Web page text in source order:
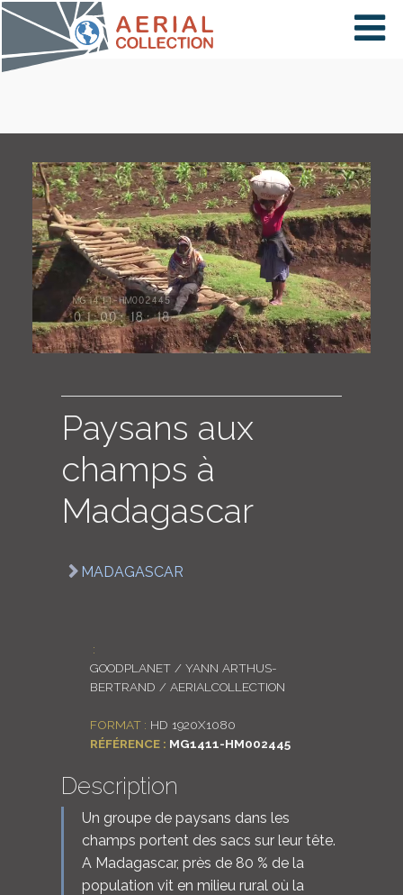
×
PAYS
CARTE
COLLECTIONS
Paysans aux
champs à
Madagascar
MADAGASCAR
:
GOODPLANET / YANN ARTHUS-
BERTRAND / AERIALCOLLECTION
FORMAT : HD 1920X1080
RÉFÉRENCE : MG1411-HM002445
Description
Un groupe de paysans dans les
champs portent des sacs sur leur tête.
A Madagascar, près de 80 % de la
population vit en milieu rural où la